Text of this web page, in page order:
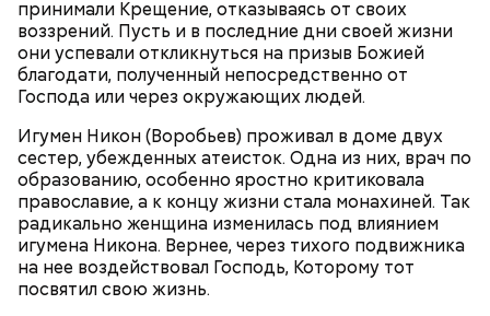
принимали Крещение, отказываясь от своих
воззрений. Пусть и в последние дни своей жизни
они успевали откликнуться на призыв Божией
благодати, полученный непосредственно от
Господа или через окружающих людей.
Игумен Никон (Воробьев) проживал в доме двух
сестер, убежденных атеисток. Одна из них, врач по
образованию, особенно яростно критиковала
православие, а к концу жизни стала монахиней. Так
радикально женщина изменилась под влиянием
игумена Никона. Вернее, через тихого подвижника
на нее воздействовал Господь, Которому тот
посвятил свою жизнь.
Святитель Николай дожил до глубокой старости и
скончался в середине IV века. По церковному
преданию, мощи святого сохранились нетленными
и источали чудесное миро, от которого исцелилось
множество людей. В 1087 году мощи Николая
Угодника были перенесены в итальянский город
Бар (Бари), где находятся и поныне.
Кабачки в овощном соусе